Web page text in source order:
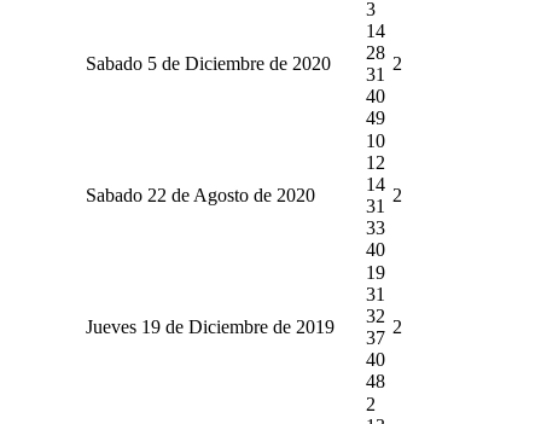
Sabado 5 de Diciembre de 2020
3
14
28
31
40
49
2
Sabado 22 de Agosto de 2020
10
12
14
31
33
40
2
Jueves 19 de Diciembre de 2019
19
31
32
37
40
48
2
2